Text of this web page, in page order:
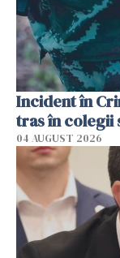
Incident în
tras în colegii
04 AUGUST 2026